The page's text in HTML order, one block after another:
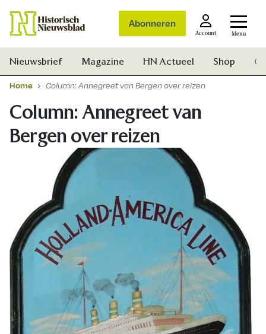
Abonneren
Account Menu
Zoek
Nieuwsbrief Magazine HN Actueel Shop
Home Column: Annegreet van Bergen over reizen
Column: Annegreet van
Bergen over reizen